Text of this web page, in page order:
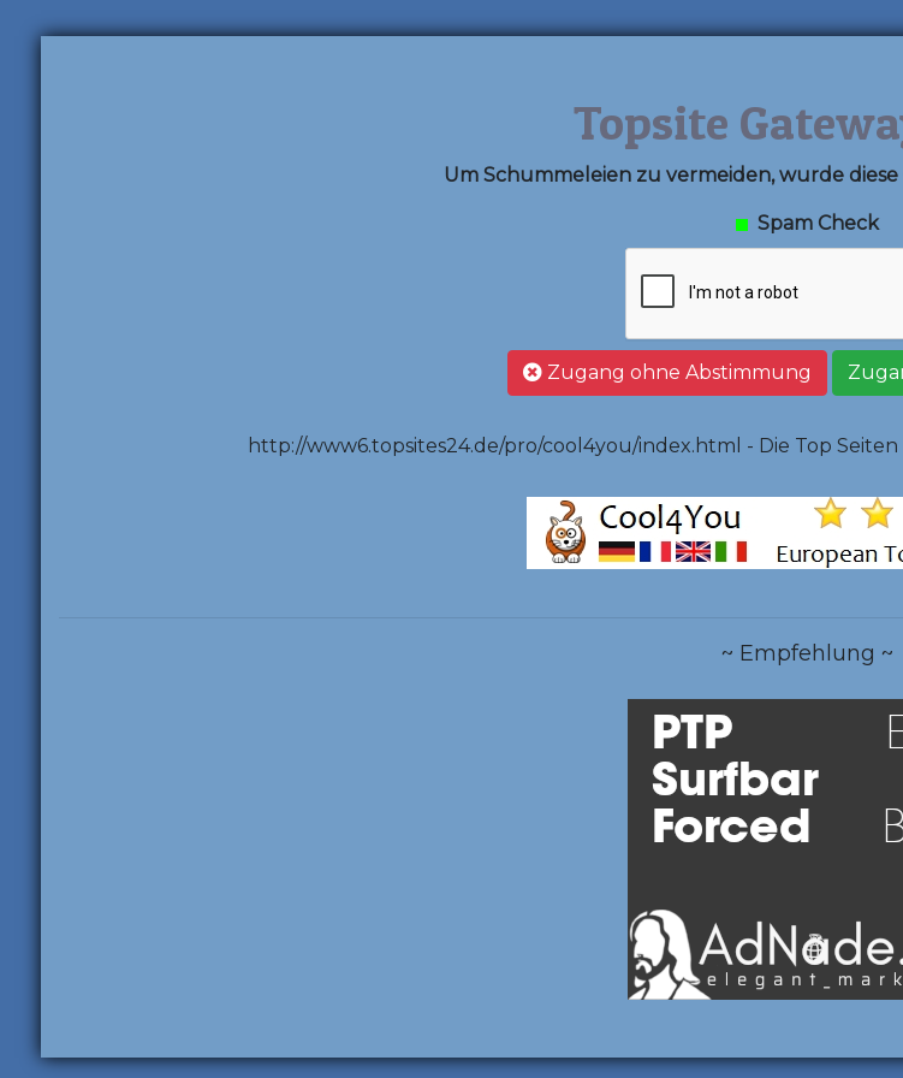
Topsite
Um Schummeleien zu vermeiden, wurde
Spam Check
Zugang ohne Abstimmung
http://www6.topsites24.de/pro/cool4you/index.html - Die Top
~ Empfehlung ~